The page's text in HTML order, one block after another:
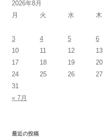
2026年8月
月
火 水 木
3
4 5 6
10
11 12 13
17
18 19 20
24
25 26 27
31
« 7月
最近の投稿